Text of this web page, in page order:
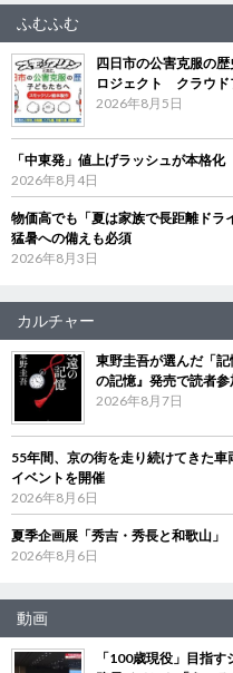
ふむふむ
四日市の公害克服の
ロジェクト クラウド
2026年8月5日
「中東発」値上げラッシュが本格
2026年8月4日
物価高でも「夏は家族で長距離ド
猛暑への備えも必須
2026年8月3日
カルチャー
東野圭吾が選んだ「
の記憶』発売で読者
2026年8月7日
55年間、京の街を走り続けてきた
イベントを開催
2026年8月6日
夏季企画展「秀吉・秀長と和歌山
2026年8月6日
動画
「100歳現役」目指